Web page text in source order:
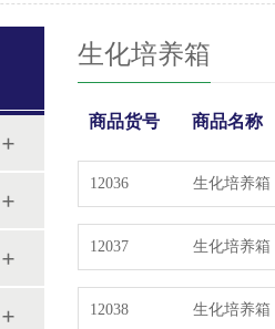
生化培养箱
商品货号 商品名称
12036 生化培养箱
12037 生化培养箱
12038 生化培养箱